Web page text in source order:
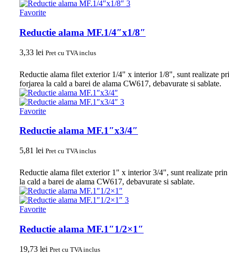
Favorite
Reductie alama MF.1/4″x1/8″
3,33 lei Pret cu TVA inclus
Reductie alama filet exterior 1/4" x interior 1/8", sunt realizate
forjarea la cald a barei de alama CW617, debavurate si sablate.
Favorite
Reductie alama MF.1″x3/4″
5,81 lei Pret cu TVA inclus
Reductie alama filet exterior 1" x interior 3/4", sunt realizate prin
la cald a barei de alama CW617, debavurate si sablate.
Favorite
Reductie alama MF.1″1/2×1″
19,73 lei Pret cu TVA inclus